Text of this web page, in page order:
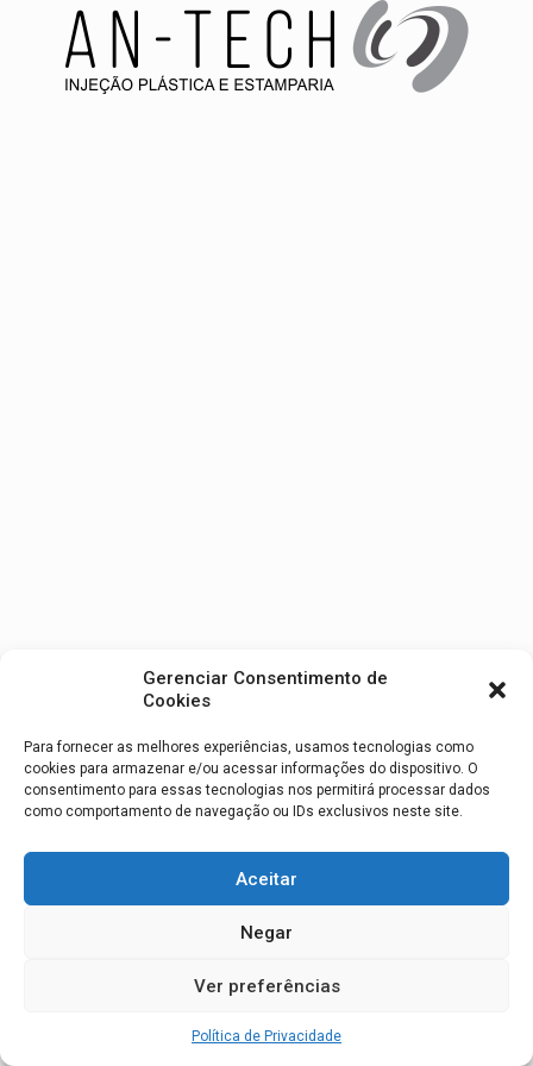
Gerenciar Consentimento de
Cookies
Para fornecer as melhores experiências, usamos tecnologias como
cookies para armazenar e/ou acessar informações do dispositivo. O
consentimento para essas tecnologias nos permitirá processar dados
como comportamento de navegação ou IDs exclusivos neste site.
Aceitar
Negar
Ver preferências
Política de Privacidade